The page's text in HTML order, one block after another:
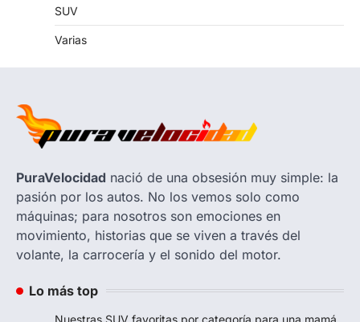
SUV
Varias
PuraVelocidad nació de una obsesión muy simple: la
pasión por los autos. No los vemos solo como
máquinas; para nosotros son emociones en
movimiento, historias que se viven a través del
volante, la carrocería y el sonido del motor.
Lo más top
Nuestras SUV favoritas por categoría para una mamá